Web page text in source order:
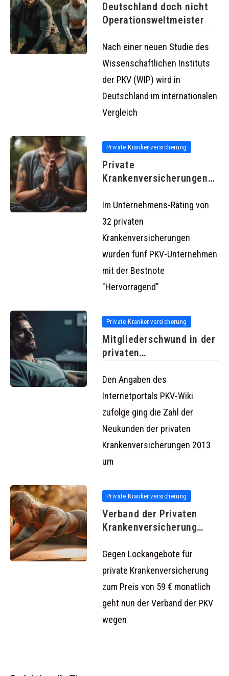
Deutschland doch nicht
Operationsweltmeister
Nach einer neuen Studie des
Wissenschaftlichen Instituts
der PKV (WIP) wird in
Deutschland im internationalen
Vergleich
Private Krankenversicherung
Private
Krankenversicherungen
Im Unternehmens-Rating von
32 privaten
Krankenversicherungen
wurden fünf PKV-Unternehmen
mit der Bestnote
"Hervorragend"
Private Krankenversicherung
Mitgliederschwund in der
privaten
Den Angaben des
Internetportals PKV-Wiki
zufolge ging die Zahl der
Neukunden der privaten
Krankenversicherungen 2013
um
Private Krankenversicherung
Verband der Privaten
Krankenversicherung
Werbung
Gegen Lockangebote für
private Krankenversicherung
zum Preis von 59 € monatlich
geht nun der Verband der PKV
wegen